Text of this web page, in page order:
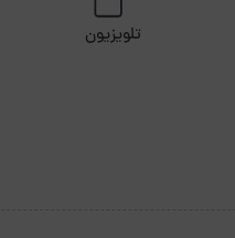
تلویزیون